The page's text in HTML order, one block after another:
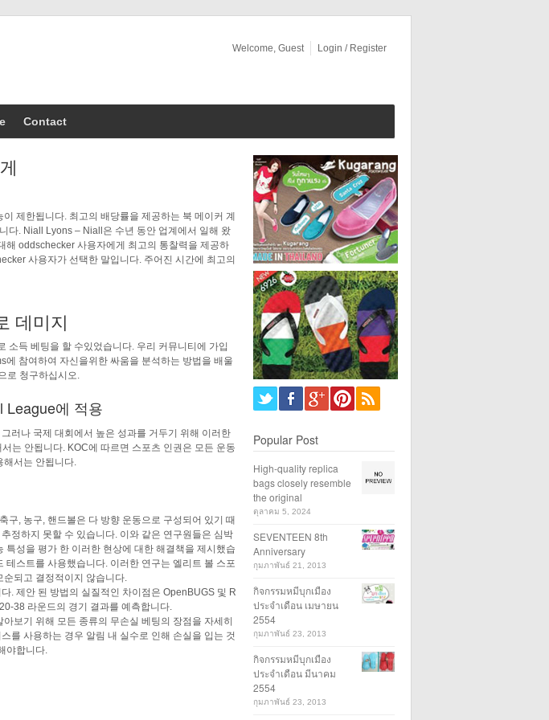
Welcome, Guest Login / Register
Contact
제한됩니다. 최고의 배당률을 제공하는 북 메이커 계
다. Niall Lyons – Niall은 수년 동안 업계에서 일해 왔
해 oddschecker 사용자에게 최고의 통찰력을 제공하
사용자가 선택한 말입니다. 주어진 시간에 최고의
데미지
소득 베팅을 할 수있었습니다. 우리 커뮤니티에 가입
참여하여 자신을위한 싸움을 분석하는 방법을 배울
로 청구하십시오.
League에 적용
러나 국제 대회에서 높은 성과를 거두기 위해 이러한
는 안됩니다. KOC에 따르면 스포츠 인권은 모든 운동
해서는 안됩니다.
구, 농구, 핸드볼은 다 방향 운동으로 구성되어 있기 때
정하지 못할 수 있습니다. 이와 같은 연구원들은 심박
성을 평가 한 이러한 현상에 대한 해결책을 제시했습
스트를 사용했습니다. 이러한 연구는 엘리트 볼 스포
순되고 결정적이지 않습니다.
. 제안 된 방법의 실질적인 차이점은 OpenBUGS 및 R
38 라운드의 경기 결과를 예측합니다.
보기 위해 모든 종류의 무손실 베팅의 장점을 자세히
를 사용하는 경우 알림 내 실수로 인해 손실을 입는 것
야합니다.
Popular Post
High-quality replica
bags closely resemble
the original
ตุลาคม 5, 2024
SEVENTEEN 8th
Anniversary
กุมภาพันธ์ 21, 2013
กิจกรรมหมีบุกเมือง
ประจำเดือน เมษายน
2554
กุมภาพันธ์ 23, 2013
กิจกรรมหมีบุกเมือง
ประจำเดือน มีนาคม
2554
กุมภาพันธ์ 23, 2013